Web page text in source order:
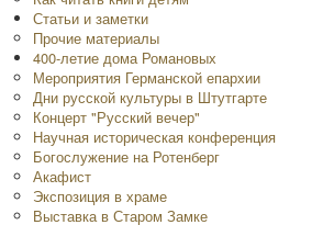
Статьи и заметки
Прочие материалы
400-летие дома Романовых
Мероприятия Германской епархии
Дни русской культуры в Штутгарте
Концерт "Русский вечер"
Научная историческая конференция
Богослужение на Ротенберг
Акафист
Экспозиция в храме
Выставка в Старом Замке